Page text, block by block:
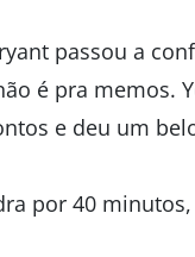
passou a
é pra memos.
e deu um
por 40